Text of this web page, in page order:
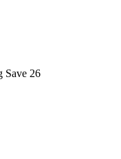
Save 26